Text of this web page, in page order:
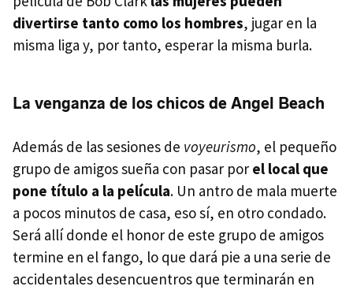
divertirse tanto como los hombres, jugar en la
misma liga y, por tanto, esperar la misma burla.
La venganza de los chicos de Angel Beach
Además de las sesiones de voyeurismo, el pequeño
grupo de amigos sueña con pasar por el local que
pone título a la película. Un antro de mala muerte
a pocos minutos de casa, eso sí, en otro condado.
Será allí donde el honor de este grupo de amigos
termine en el fango, lo que dará pie a una serie de
accidentales desencuentros que terminarán en